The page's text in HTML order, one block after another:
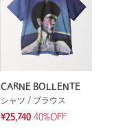
CARNE BOLLENTE
シャツ / ブラウス
¥25,740 40%OFF